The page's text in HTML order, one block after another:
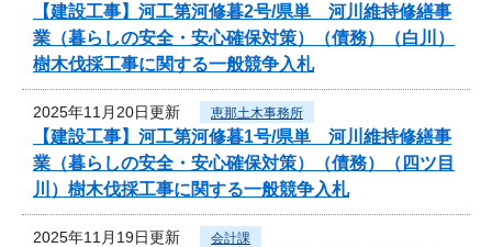
【建設工事】河工第河修暮2号/県単 河川維持修繕事
業（暮らしの安全・安心確保対策）（債務）（白川）
樹木伐採工事に関する一般競争入札
2025年11月20日更新 恵那土木事務所
【建設工事】河工第河修暮1号/県単 河川維持修繕事
業（暮らしの安全・安心確保対策）（債務）（四ツ目
川）樹木伐採工事に関する一般競争入札
2025年11月19日更新 会計課